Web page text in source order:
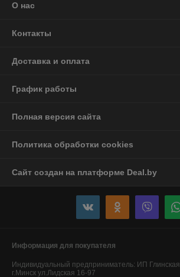
О нас
Контакты
Доставка и оплата
График работы
Полная версия сайта
Политика обработки cookies
Сайт создан на платформе Deal.by
Информация для покупателя
Индивидуальный предприниматель: ИП
г.Минск ул.Лидская 16-97